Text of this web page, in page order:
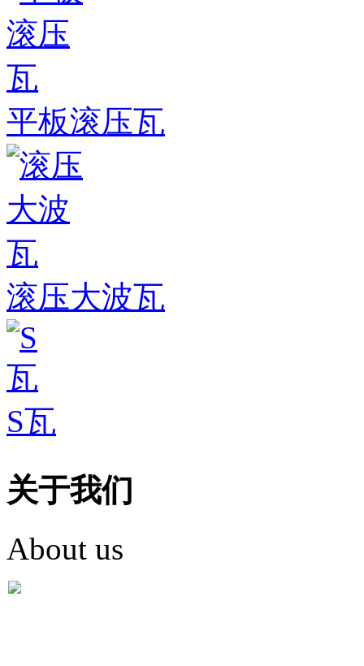
平板滚压瓦
滚压大波瓦
S瓦
关于我们
About us